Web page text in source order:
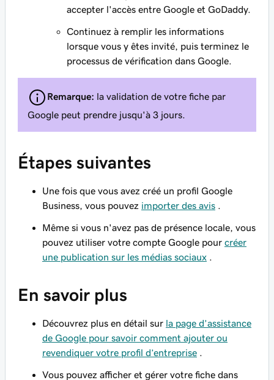
accepter l'accès entre Google et GoDaddy.
Continuez à remplir les informations
lorsque vous y êtes invité, puis terminez le
processus de vérification dans Google.
Remarque: la validation de votre fiche par
Google peut prendre jusqu'à 3 jours.
Étapes suivantes
Une fois que vous avez créé un profil Google
Business, vous pouvez importer des avis
Même si vous n'avez pas de présence locale, vous
pouvez utiliser votre compte Google pour créer
une publication sur les médias sociaux
En savoir plus
Découvrez plus en détail sur la page d’assistance
de Google pour savoir comment ajouter ou
revendiquer votre profil d’entreprise
Vous pouvez afficher et gérer votre fiche dans